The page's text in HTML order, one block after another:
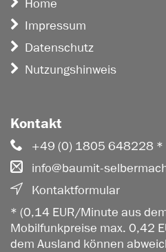
Home
Impressum
Datenschutz
Nutzungshinweis
Kontakt
+49 (0) 1805 648228 *
info@baumit-
Kontaktformular
* (0,14 EUR/Minute aus
Mobilfunkpreise max. 0,42
dem Ausland können